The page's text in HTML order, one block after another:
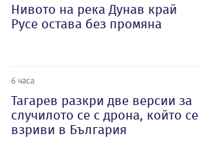
Нивото на река Дунав край
Русе остава без промяна
6 часа
Тагарев разкри две версии за
случилото се с дрона, който се
взриви в България